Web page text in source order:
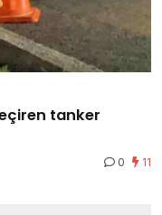
tanker
0 11